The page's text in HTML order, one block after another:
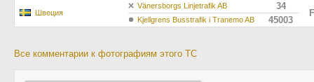
Швеция
Vänersborgs Linjetrafik AB 34
Kjellgrens Busstrafik i Tranemo AB 45003
Все комментарии к фотографиям этого ТС